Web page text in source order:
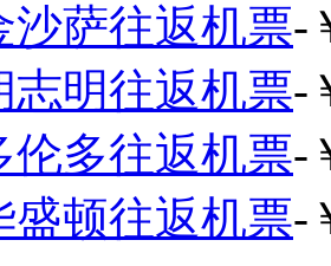
沙萨往返机票-
志明往返机票-
伦多往返机票-
盛顿往返机票-